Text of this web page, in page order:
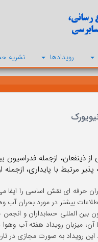
رویدادها نشریه
پذیر مرتبط با پایداری،
حرفه ای نقش اساسی را ایفا
بیشتر در مورد بحران آب
بین المللی حسابداران و
آن، میزبان رویداد هفته آب
به صورت مجازی در تاریخ 20 سپتامبر 2021 برگزار